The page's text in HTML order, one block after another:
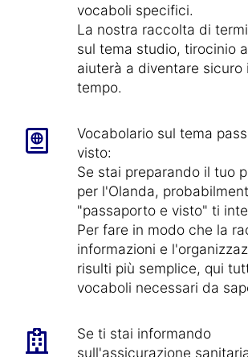
vocaboli specifici.
La nostra raccolta di
sul tema studio, tirocinio
aiuterà a diventare sicuro
tempo.
Vocabolario sul tema
visto:
Se stai preparando il tuo
per l'Olanda,
"passaporto e visto" ti
Per fare in modo che la
informazioni e
risulti più semplice, qui
vocaboli necessari da
Se ti stai informando
sull'assicurazione